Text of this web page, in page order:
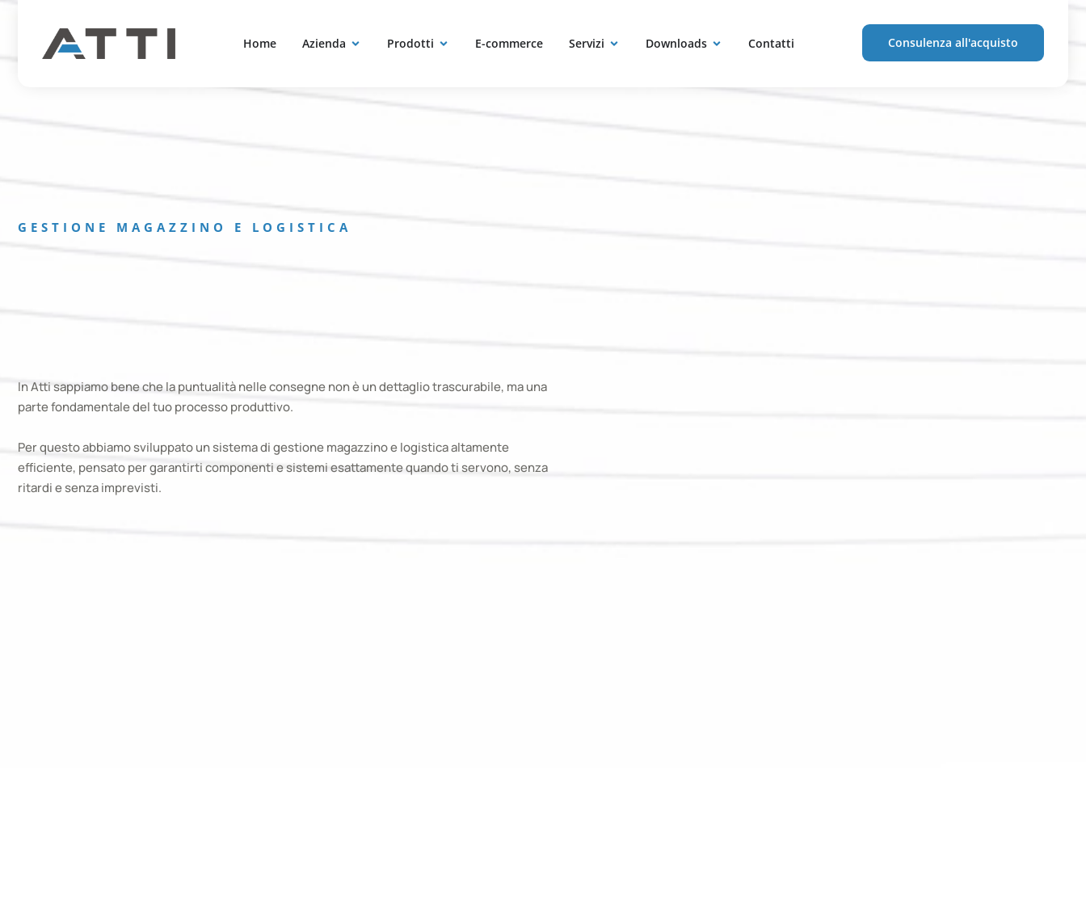
Home Azienda Prodotti E-commerce Servizi Downloads Contatti Consulenza all'acquisto
GESTIONE MAGAZZINO E LOGISTICA
In Atti sappiamo bene che la puntualità nelle consegne non è un dettaglio trascurabile, ma una
parte fondamentale del tuo processo produttivo.
Per questo abbiamo sviluppato un sistema di gestione magazzino e logistica altamente
efficiente, pensato per garantirti componenti e sistemi esattamente quando ti servono, senza
ritardi e senza imprevisti.